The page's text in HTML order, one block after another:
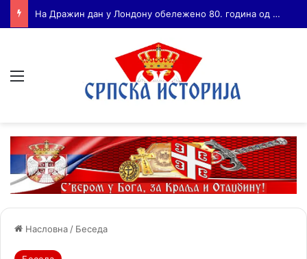
Бојанић: ВОЈА ТАНКОСИЋ – ЧОВЕК КОГА СУ СЕ ПЛАШИЛИ И ЖИВОГ И МРТВОГ, а нема ни споненик
Насловна / Беседа